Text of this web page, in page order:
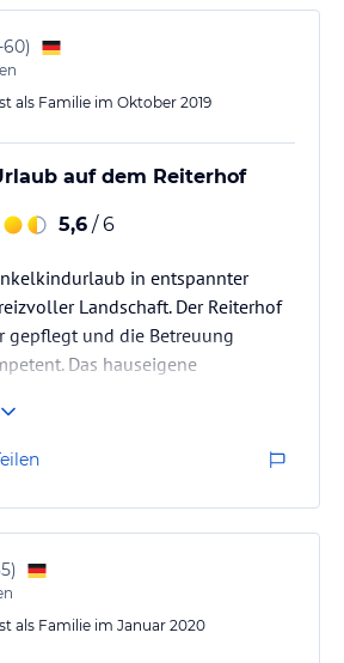
Winterberg.
machte den Urlaub allerdings
60)
als Familie im Oktober 2019
auf dem Reiterhof
5,6 / 6
in entspannter
Landschaft. Der Reiterhof
gepflegt und die Betreuung
Das hauseigene
)
als Familie im Januar 2020